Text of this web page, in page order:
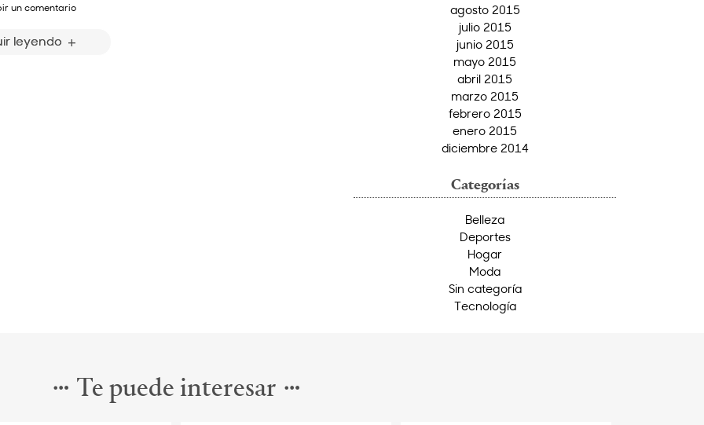
un comentario
leyendo
agosto 2015
julio 2015
junio 2015
mayo 2015
abril 2015
marzo 2015
febrero 2015
enero 2015
diciembre 2014
Categorías
Belleza
Deportes
Hogar
Moda
Sin categoría
Tecnología
Te puede interesar